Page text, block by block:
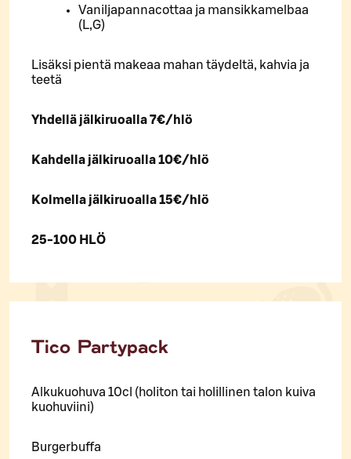
Vaniljapannacottaa ja mansikkamelbaa
(L,G)
Lisäksi pientä makeaa mahan täydeltä, kahvia ja
teetä
Yhdellä jälkiruoalla 7€/hlö
Kahdella jälkiruoalla 10€/hlö
Kolmella jälkiruoalla 15€/hlö
25-100 HLÖ
Tico Partypack
Alkukuohuva 10cl (holiton tai holillinen talon kuiva
kuohuviini)
Burgerbuffa